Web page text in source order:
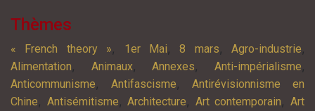
Thèmes
« French theory », 1er Mai,8 mars, Agro-industrie,
Alimentation, Animaux,Annexes,Anti-impérialisme,
Anticommunisme, Antifascisme, Antirévisionnisme en
Chine, Antisémitisme,Architecture, Art contemporain,Art